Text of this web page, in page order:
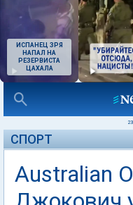
ИСПАНЕЦ ЗРЯ
НАПАЛ НА
РЕЗЕРВИСТА
ЦАХАЛА
СПОРТ
Australian